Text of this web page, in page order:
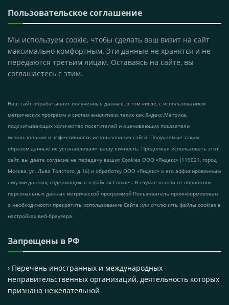
Пользовательское соглашение
Мы используем cookie, чтобы сделать ваш визит на сайт
максимально комфортным. Эти данные не хранятся и не
передаются третьим лицам. Оставаясь на сайте, вы
соглашаетесь с этим.
Наш сайт обрабатывает полученные данные, в том числе, с использованием
метрических программ и систем аналитики, таких как Яндекс.Метрика,
подсчитывающих количество посетителей и оценивающих показатели
использования и эффективность использования сайта. Получаемые таким
образом данные не устанавливают вашу личность. Продолжая использовать этот
сайт, вы даете согласие на передачу ваших Cookies ООО «Яндекс» (119021, город
Москва, ул. Льва Толстого, д.16) и обработку ООО «Яндекс» и его аффилированным
лицами данных, содержащихся в файлах Cookies. В случае отказа от обработки
персональных данных метрической программой Пользователь проинформирован
о необходимости прекратить использование Сайта или отключить файлы cookies в
настройках веб-браузера.
Запрещены в РФ
› Перечень иностранных и международных
неправительственных организаций, деятельность которых
признана нежелательной